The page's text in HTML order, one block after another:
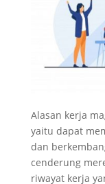
Alasan kerja
yaitu dapat
dan
cenderung
riwayat kerja